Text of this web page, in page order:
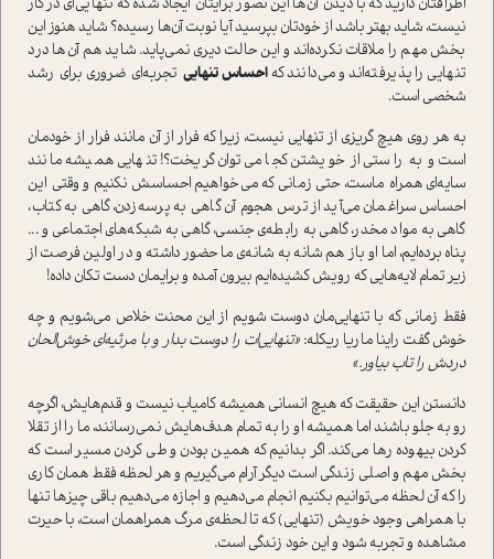
اطرافتان دارید که با دیدن آن‌ها این تصور برایتان ایجاد شده که تنهایی‌ای در کار
نیست، شاید بهتر باشد از خودتان بپرسید آیا نوبت آن‌ها رسیده؟ شاید هنوز این
بخش مهم را ملاقات نکرده‌اند و این حالت دیری نمی‌پاید. شاید هم آن‌ها درد
تنهایی را پذیرفته‌اند و می‌دانند که احساس تنهایی تجربه‌ای ضروری برای رشد
شخصی است.
به هر روی هیچ گریزی از تنهایی نیست، زیرا که فرار از آن مانند فرار از خودمان
است و به راستی از خویشتن کجا می‌توان گریخت؟! تنهایی همیشه مانند
سایه‌ای همراه ماست، حتی زمانی که می‌خواهیم احساسش نکنیم و وقتی این
احساس سراغمان می‌آید از ترس هجوم آن گاهی به پرسه‌زدن، گاهی به کتاب،
گاهی به مواد مخدر، گاهی به رابطه‌ی جنسی، گاهی به شبکه‌های اجتماعی و ...
پناه برده‌ایم، اما او باز هم شانه به شانه‌ی ما حضور داشته و در اولین فرصت از
زیر تمام لایه‌هایی که رویش کشیده‌ایم بیرون آمده و برایمان دست تکان داده!
فقط زمانی که با تنهایی‌مان دوست شویم از این محنت خلاص می‌شویم و چه
خوش گفت راینا ماریا ریکله:«تنهایی‌ات را دوست بدار و با مرثیه‌ای خوش‌الحان
دردش را تاب بیاور.»
دانستن این حقیقت که هیچ انسانی همیشه کامیاب نیست و قدم‌هایش، اگرچه
رو به جلو باشند اما همیشه او را به تمام هدف‌هایش نمی‌رسانند، ما را از تقلا
کردن بیهوده رها می‌کند. اگر بدانیم که همین بودن و طی کردن مسیر است که
بخش مهم و اصلی زندگی است دیگر آرام می‌گیریم و هر لحظه فقط همان کاری
را که آن لحظه می‌توانیم بکنیم انجام می‌دهیم و اجازه می‌دهیم باقی چیزها تنها
با همراهی وجود خویش (تنهایی) که تا لحظه‌ی مرگ همراهمان است، با حیرت
مشاهده و تجربه شود و این خود زندگی است.